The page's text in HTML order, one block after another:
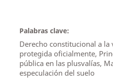
Palabras clave:
Derecho constitucional a la
protegida oficialmente,
pública en las plusvalías,
especulación del suelo